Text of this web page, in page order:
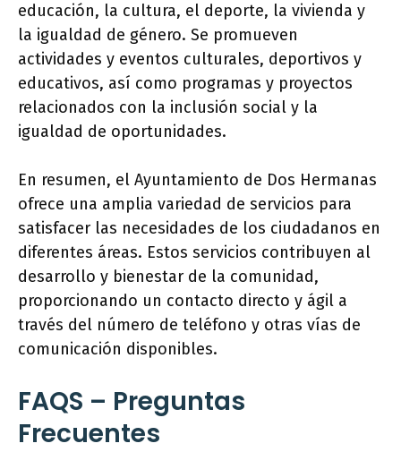
educación, la cultura, el deporte, la vivienda y
la igualdad de género. Se promueven
actividades y eventos culturales, deportivos y
educativos, así como programas y proyectos
relacionados con la inclusión social y la
igualdad de oportunidades.
En resumen, el Ayuntamiento de Dos Hermanas
ofrece una amplia variedad de servicios para
satisfacer las necesidades de los ciudadanos en
diferentes áreas. Estos servicios contribuyen al
desarrollo y bienestar de la comunidad,
proporcionando un contacto directo y ágil a
través del número de teléfono y otras vías de
comunicación disponibles.
FAQS – Preguntas
Frecuentes